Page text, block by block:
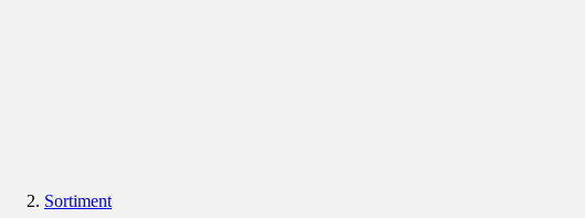
Sortiment